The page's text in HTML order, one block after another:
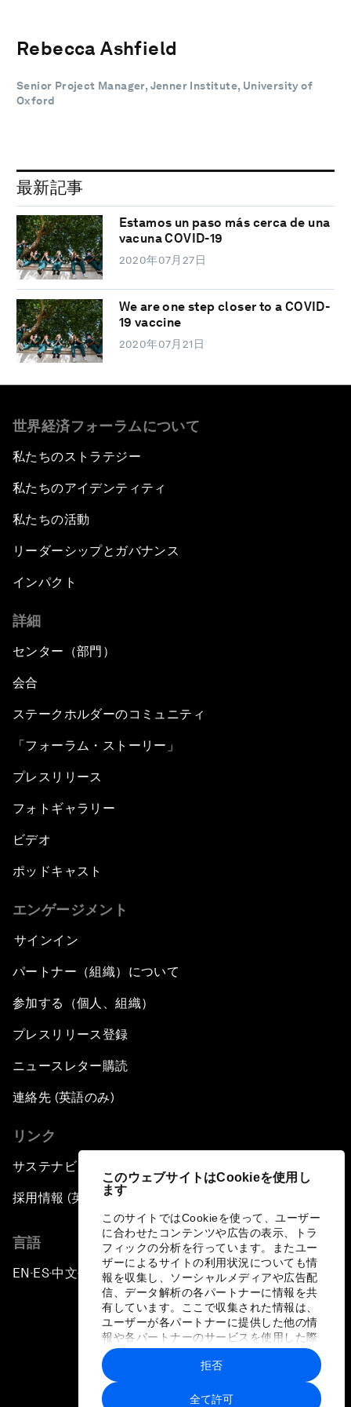
このウェブサイトはCookieを使用し
ます
このサイトではCookieを使って、ユーザー
に合わせたコンテンツや広告の表示、トラ
フィックの分析を行っています。またユー
ザーによるサイトの利用状況についても情
報を収集し、ソーシャルメディアや広告配
信、データ解析の各パートナーに情報を共
有しています。ここで収集された情報は、
ユーザーが各パートナーに提供した他の情
報や各パートナーのサービスを使用した際
に収集された情報と組み合わされ、各パー
トナーによって使用されることがありま
す。
全て許可
拒否
Rebecca Ashfield
Senior Project Manager, Jenner Institute, University of
Oxford
最新記事
Estamos un paso más cerca de una
vacuna COVID-19
2020年07月27日
We are one step closer to a COVID-
19 vaccine
2020年07月21日
世界経済フォーラムについて
私たちのストラテジー
私たちのアイデンティティ
私たちの活動
リーダーシップとガバナンス
インパクト
詳細
センター（部門）
会合
ステークホルダーのコミュニティ
「フォーラム・ストーリー」
プレスリリース
フォトギャラリー
ビデオ
ポッドキャスト
エンゲージメント
サインイン
パートナー（組織）について
参加する（個人、組織）
プレスリリース登録
ニュースレター購読
連絡先 (英語のみ)
リンク
サステナビリティへの取り組み
採用情報 (英語のみ)
言語
EN ▪ES▪中文▪ 日本語
プライバシーポリシーと利用規約